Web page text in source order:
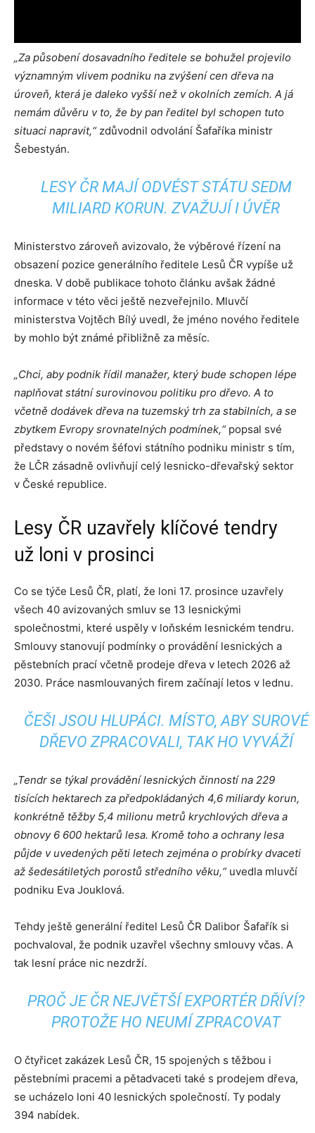
„Za působení dosavadního ředitele se bohužel projevilo
významným vlivem podniku na zvýšení cen dřeva na
úroveň, která je daleko vyšší než v okolních zemích. A já
nemám důvěru v to, že by pan ředitel byl schopen tuto
situaci napravit,“ zdůvodnil odvolání Šafaříka ministr
Šebestyán.
LESY ČR MAJÍ ODVÉST STÁTU SEDM
MILIARD KORUN. ZVAŽUJÍ I ÚVĚR
Ministerstvo zároveň avizovalo, že výběrové řízení na
obsazení pozice generálního ředitele Lesů ČR vypíše už
dneska. V době publikace tohoto článku avšak žádné
informace v této věci ještě nezveřejnilo. Mluvčí
ministerstva Vojtěch Bílý uvedl, že jméno nového ředitele
by mohlo být známé přibližně za měsíc.
„Chci, aby podnik řídil manažer, který bude schopen lépe
naplňovat státní surovinovou politiku pro dřevo. A to
včetně dodávek dřeva na tuzemský trh za stabilních, a se
zbytkem Evropy srovnatelných podmínek,“popsal své
představy o novém šéfovi státního podniku ministr s tím,
že LČR zásadně ovlivňují celý lesnicko-dřevařský sektor
v České republice.
Lesy ČR uzavřely klíčové tendry
už loni v prosinci
Co se týče Lesů ČR, platí, že loni 17. prosince uzavřely
všech 40 avizovaných smluv se 13 lesnickými
společnostmi, které uspěly v loňském lesnickém tendru.
Smlouvy stanovují podmínky o provádění lesnických a
pěstebních prací včetně prodeje dřeva v letech 2026 až
2030. Práce nasmlouvaných firem začínají letos v lednu.
ČEŠI JSOU HLUPÁCI. MÍSTO, ABY SUROVÉ
DŘEVO ZPRACOVALI, TAK HO VYVÁŽÍ
„Tendr se týkal provádění lesnických činností na 229
tisících hektarech za předpokládaných 4,6 miliardy korun,
konkrétně těžby 5,4 milionu metrů krychlových dřeva a
obnovy 6 600 hektarů lesa. Kromě toho a ochrany lesa
půjde v uvedených pěti letech zejména o probírky dvaceti
až šedesátiletých porostů středního věku,“uvedla mluvčí
podniku Eva Jouklová.
Tehdy ještě generální ředitel Lesů ČR Dalibor Šafařík si
pochvaloval, že podnik uzavřel všechny smlouvy včas. A
tak lesní práce nic nezdrží.
PROČ JE ČR NEJVĚTŠÍ EXPORTÉR DŘÍVÍ?
PROTOŽE HO NEUMÍ ZPRACOVAT
O čtyřicet zakázek Lesů ČR, 15 spojených s těžbou i
pěstebními pracemi a pětadvaceti také s prodejem dřeva,
se ucházelo loni 40 lesnických společností. Ty podaly
394 nabídek.